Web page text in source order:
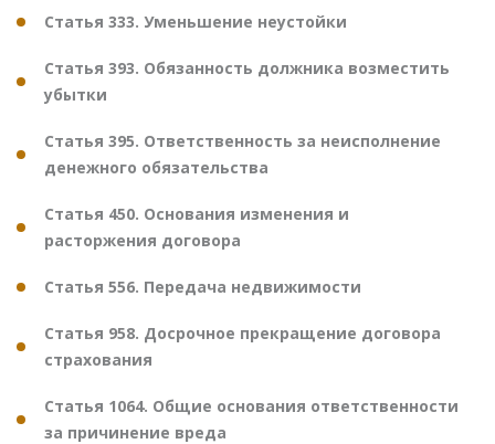
Статья 333. Уменьшение неустойки
Статья 393. Обязанность должника возместить
убытки
Статья 395. Ответственность за неисполнение
денежного обязательства
Статья 450. Основания изменения и
расторжения договора
Статья 556. Передача недвижимости
Статья 958. Досрочное прекращение договора
страхования
Статья 1064. Общие основания ответственности
за причинение вреда